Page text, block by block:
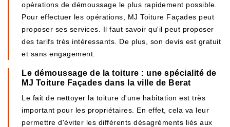
opérations de démoussage le plus rapidement possible.
Pour effectuer les opérations, MJ Toiture Façades peut
proposer ses services. Il faut savoir qu'il peut proposer
des tarifs très intéressants. De plus, son devis est gratuit
et sans engagement.
Le démoussage de la toiture : une spécialité de
MJ Toiture Façades dans la ville de Berat
Le fait de nettoyer la toiture d'une habitation est très
important pour les propriétaires. En effet, cela va leur
permettre d'éviter les différents désagréments liés aux